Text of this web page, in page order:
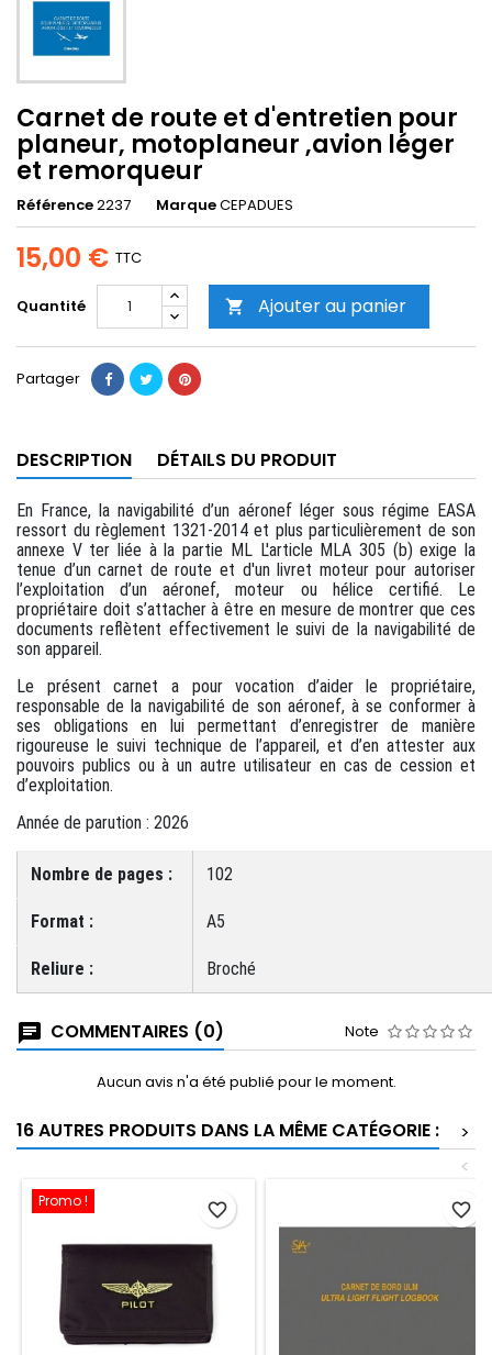
Carnet de route et d'entretien pour
planeur, motoplaneur ,avion léger
et remorqueur
Référence2237 MarqueCEPADUES
15,00 € TTC
Quantité  Ajouter au panier
Partager
DESCRIPTION DÉTAILS DU PRODUIT
En France, la navigabilité d’un aéronef léger sous régime EASA
ressort du règlement 1321-2014 et plus particulièrement de son
annexe V ter liée à la partie ML L'article MLA 305 (b) exige la
tenue d’un carnet de route et d'un livret moteur pour autoriser
l’exploitation d’un aéronef, moteur ou hélice certifié. Le
propriétaire doit s’attacher à être en mesure de montrer que ces
documents reflètent effectivement le suivi de la navigabilité de
son appareil.
Le présent carnet a pour vocation d’aider le propriétaire,
responsable de la navigabilité de son aéronef, à se conformer à
ses obligations en lui permettant d’enregistrer de manière
rigoureuse le suivi technique de l’appareil, et d’en attester aux
pouvoirs publics ou à un autre utilisateur en cas de cession et
d’exploitation.
Année de parution : 2026
Nombre de pages : 102
Format : A5
Reliure : Broché
COMMENTAIRES (0) Note
Aucun avis n'a été publié pour le moment.
16 AUTRES PRODUITS DANS LA MÊME CATÉGORIE :
>
<
Promo ! favorite_border favorite_border